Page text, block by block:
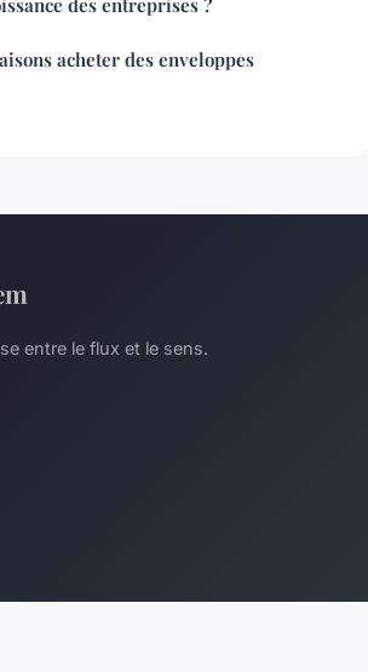
acheter des enveloppes
entre le flux et le sens.